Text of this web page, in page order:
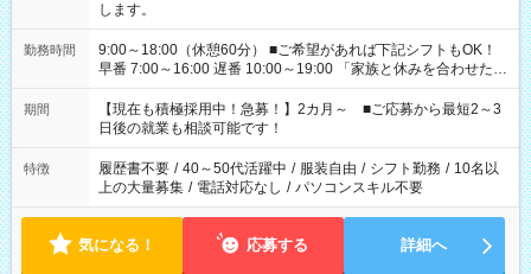
します。
勤務時間
9:00～18:00（休憩60分） ■ご希望があれば下記シフトもOK！
早番 7:00～16:00 遅番 10:00～19:00 「家族と休みを合わせた
い」 「余裕を持って夕飯の準備がしたい」 「できれば残業はし
たくない」 など、ご希望を教えてくださいね。 ※Wワーク希望
の方へ 今ご覧のお仕事で希望する勤務時間と、もう1つのお仕事
の勤務時間。 合計で週40時間を超える場合は応募できません。
期間
【現在も積極採用中！急募！】2カ月～ ■ご応募から最短2～3
日後の就業も相談可能です！
特徴 履歴書不要 / 40～50代活躍中 / 服装自由 / シフト勤務 / 10名以
上の大量募集 / 電話対応なし / パソコンスキル不要
気になる！ 応募する 詳細へ